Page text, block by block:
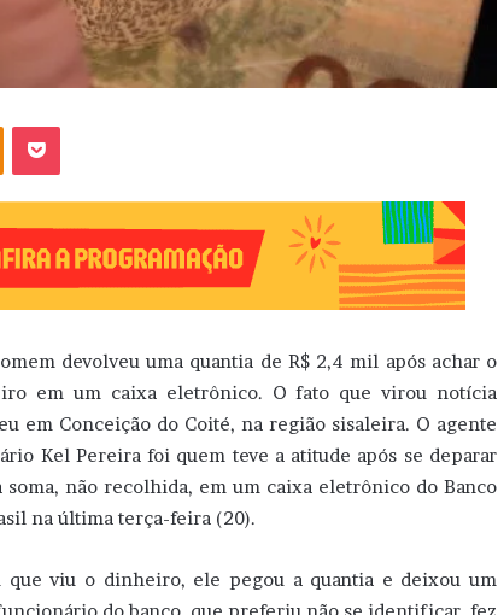
OK
devolveu uma quantia de R$ 2,4 mil após achar o
em um caixa eletrônico. O fato que virou notícia
em Conceição do Coité, na região sisaleira. O agente
Kel Pereira foi quem teve a atitude após se deparar
soma, não recolhida, em um caixa eletrônico do Banco
na última terça-feira (20).
que viu o dinheiro, ele pegou a quantia e deixou um